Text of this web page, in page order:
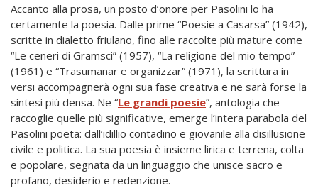
Accanto alla prosa, un posto d’onore per Pasolini lo ha
certamente la poesia. Dalle prime “Poesie a Casarsa” (1942),
scritte in dialetto friulano, fino alle raccolte più mature come
“Le ceneri di Gramsci” (1957), “La religione del mio tempo”
(1961) e “Trasumanar e organizzar” (1971), la scrittura in
versi accompagnerà ogni sua fase creativa e ne sarà forse la
sintesi più densa. Ne “Le grandi poesie”, antologia che
raccoglie quelle più significative, emerge l’intera parabola del
Pasolini poeta: dall’idillio contadino e giovanile alla disillusione
civile e politica. La sua poesia è insieme lirica e terrena, colta
e popolare, segnata da un linguaggio che unisce sacro e
profano, desiderio e redenzione.